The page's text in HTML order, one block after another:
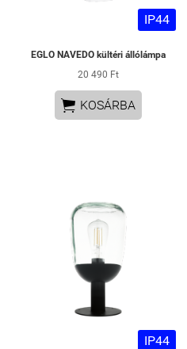
IP44
EGLO NAVEDO kültéri állólámpa
20 490 Ft
 KOSÁRBA
IP44